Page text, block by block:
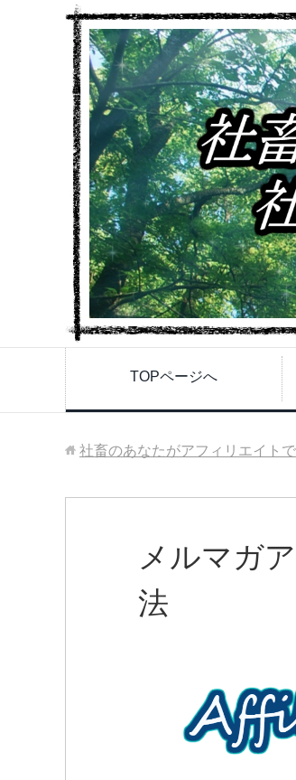
TOPページへ
社畜のあなたがアフィリエイト
メルマガ
法